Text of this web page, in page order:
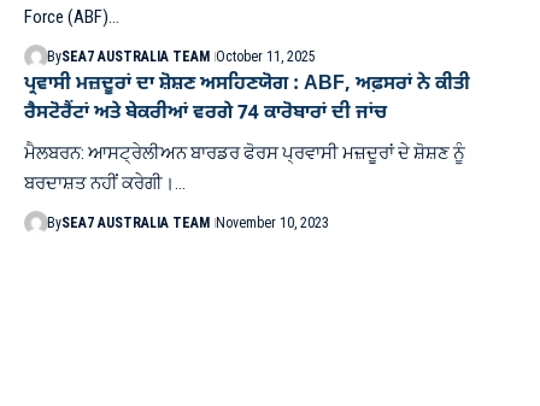
Force (ABF)…
BySEA7 AUSTRALIA TEAM October 11, 2025
ਪ੍ਰਵਾਸੀ ਮਜ਼ਦੂਰਾਂ ਦਾ ਸ਼ੋਸ਼ਣ ਅਸਹਿਣਯੋਗ : ABF, ਅਫ਼ਸਰਾਂ ਨੇ ਕੀਤੀ
ਰੈਸਟੋਰੈਂਟਾਂ ਅਤੇ ਬੇਕਰੀਆਂ ਵਰਗੇ 74 ਕਾਰੋਬਾਰਾਂ ਦੀ ਜਾਂਚ
ਮੈਲਬਰਨ: ਆਸਟ੍ਰੇਲੀਅਨ ਬਾਰਡਰ ਫੋਰਸ ਪ੍ਰਵਾਸੀ ਮਜ਼ਦੂਰਾਂ ਦੇ ਸ਼ੋਸ਼ਣ ਨੂੰ
ਬਰਦਾਸ਼ਤ ਨਹੀਂ ਕਰੇਗੀ।…
BySEA7 AUSTRALIA TEAM November 10, 2023